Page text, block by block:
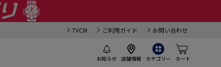
TVCM ご利用ガイド お問い合わせ
お知らせ 店舗情報 カテゴリー カート